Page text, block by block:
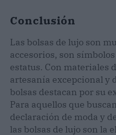
Conclusión
Las bolsas de lujo son
accesorios, son
estatus. Con materiales
artesanía excepcional y
bolsas destacan por su
Para aquellos que
declaración de moda y
las bolsas de lujo son la